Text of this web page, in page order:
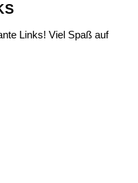
Links! Viel Spaß auf